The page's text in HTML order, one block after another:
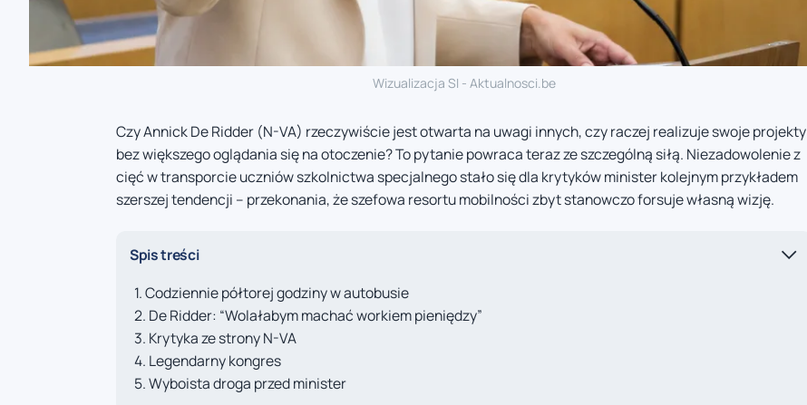
Wizualizacja SI - Aktualnosci.be
Czy Annick De Ridder (N-VA) rzeczywiście jest otwarta na uwagi innych, czy raczej realizuje swoje projekty
bez większego oglądania się na otoczenie? To pytanie powraca teraz ze szczególną siłą. Niezadowolenie z
cięć w transporcie uczniów szkolnictwa specjalnego stało się dla krytyków minister kolejnym przykładem
szerszej tendencji – przekonania, że szefowa resortu mobilności zbyt stanowczo forsuje własną wizję.
Spis treści
Codziennie półtorej godziny w autobusie
De Ridder: “Wolałabym machać workiem pieniędzy”
Krytyka ze strony N-VA
Legendarny kongres
Wyboista droga przed minister